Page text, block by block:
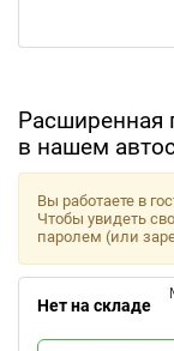
Расширенная
в нашем
Вы работаете в
Чтобы увидеть
паролем (или
Нет на складе